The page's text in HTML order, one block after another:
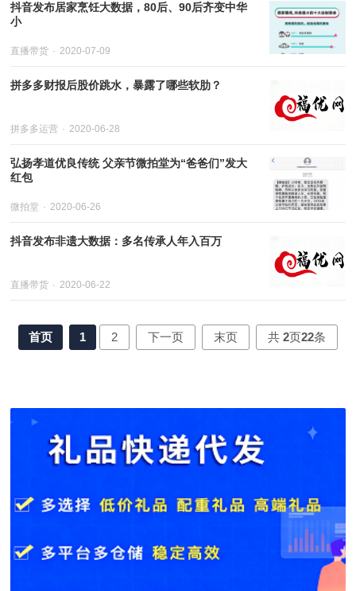
抖音发布居家烹饪大数据，80后、90后齐变中华
小
直播带货 2020-07-09
拼多多财报后股价跳水，暴露了哪些软肋？
拼多多运营 2020-06-28
弘扬孝道优良传统 父亲节微拍堂为“爸爸们”发大
红包
微拍堂 2020-06-26
抖音发布非遗大数据：多名传承人年入百万
直播带货 2020-06-22
首页 1 2 下一页 末页 共 2页22条